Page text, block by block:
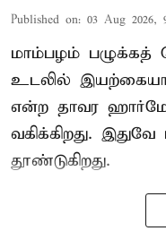
Published on: 03 Aug 2026,
மாம்பழம்
உடலில்
என்ற தாவர
வகிக்கிறது.
தூண்டுகிறது.